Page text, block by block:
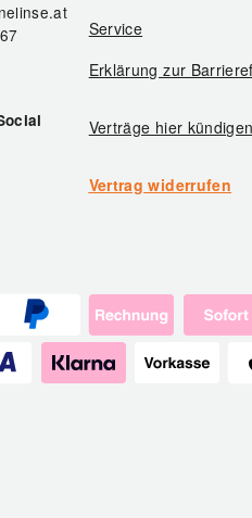
Service
Erklärung zur
Verträge hier kündigen
Vertrag widerrufen